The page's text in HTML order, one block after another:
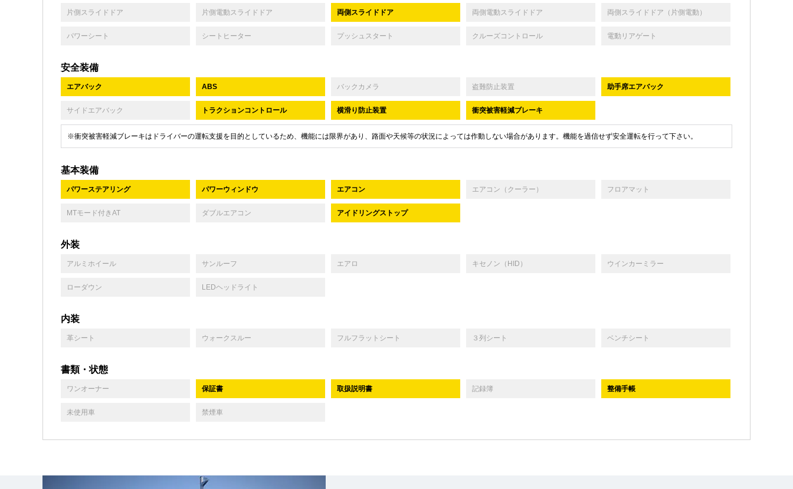
片側スライドドア 片側電動スライドドア 両側スライドドア 両側電動スライドドア 両側スライドドア（片側電動）
パワーシート シートヒーター プッシュスタート クルーズコントロール 電動リアゲート
安全装備
エアバック ABS バックカメラ 盗難防止装置 助手席エアバック
サイドエアバック トラクションコントロール 横滑り防止装置 衝突被害軽減ブレーキ
※衝突被害軽減ブレーキはドライバーの運転支援を目的としているため、機能には限界があり、路面や天候等の状況によっては作動しない場合があります。機能を過信せず安全運転を行って下さい。
基本装備
パワーステアリング パワーウィンドウ エアコン エアコン（クーラー） フロアマット
MTモード付きAT ダブルエアコン アイドリングストップ
外装
アルミホイール サンルーフ エアロ キセノン（HID） ウインカーミラー
ローダウン LEDヘッドライト
内装
革シート ウォークスルー フルフラットシート ３列シート ベンチシート
書類・状態
ワンオーナー 保証書 取扱説明書 記録簿 整備手帳
未使用車 禁煙車